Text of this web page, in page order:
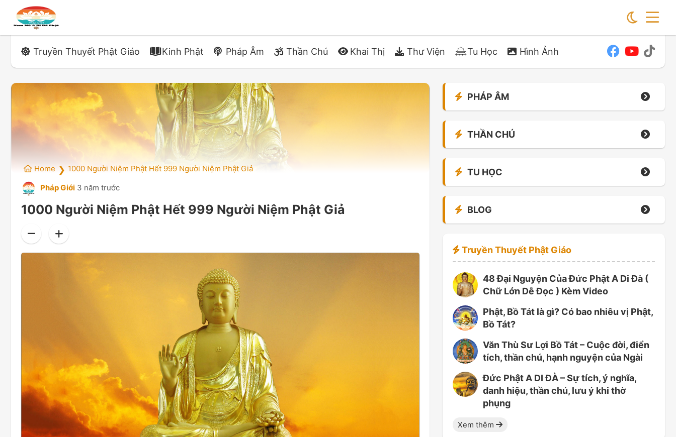
Truyền Thuyết Phật Giáo Kinh Phật Pháp Âm Thần Chú Khai Thị Thư Viện Tu Học Hình Ảnh
Home ❯ 1000 Người Niệm Phật Hết 999 Người Niệm Phật Giả
Pháp Giới 3 năm trước
1000 Người Niệm Phật Hết 999 Người Niệm Phật Giả
PHÁP ÂM
THẦN CHÚ
TU HỌC
BLOG
Truyền Thuyết Phật Giáo
48 Đại Nguyện Của Đức Phật A Di Đà (
Chữ Lớn Dễ Đọc ) Kèm Video
Phật, Bồ Tát là gì? Có bao nhiêu vị Phật,
Bồ Tát?
Văn Thù Sư Lợi Bồ Tát – Cuộc đời, điển
tích, thần chú, hạnh nguyện của Ngài
Đức Phật A DI ĐÀ – Sự tích, ý nghĩa,
danh hiệu, thần chú, lưu ý khi thờ
phụng
Xem thêm